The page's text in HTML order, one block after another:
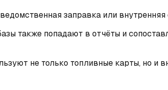
заправка или
также попадают в отчёты и
не только топливные карты, но и